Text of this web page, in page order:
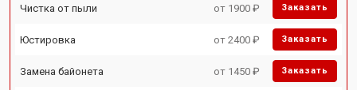
Чистка от пыли от 1900 ₽ Заказать
Юстировка от 2400 ₽ Заказать
Замена байонета от 1450 ₽ Заказать